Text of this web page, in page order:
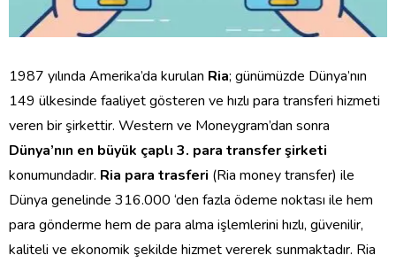
1987 yılında Amerika’da kurulan Ria; günümüzde Dünya’nın
149 ülkesinde faaliyet gösteren ve hızlı para transferi hizmeti
veren bir şirkettir. Western ve Moneygram’dan sonra
Dünya’nın en büyük çaplı 3. para transfer şirketi
konumundadır. Ria para trasferi (Ria money transfer) ile
Dünya genelinde 316.000 ‘den fazla ödeme noktası ile hem
para gönderme hem de para alma işlemlerini hızlı, güvenilir,
kaliteli ve ekonomik şekilde hizmet vererek sunmaktadır. Ria